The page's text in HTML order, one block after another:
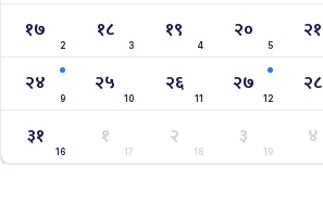
१७
2
१८
3
१९
4
२०
5
२१
२४
9
२५
10
२६
11
२७
12
२८
३१
16
१
17
२
18
३
19
४